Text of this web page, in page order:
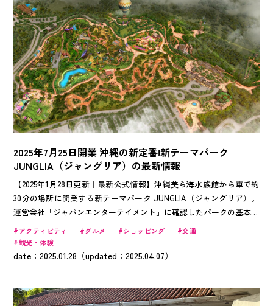
2025年7月25日開業 沖縄の新定番!新テーマパーク
JUNGLIA（ジャングリア）の最新情報
【2025年1月28日更新｜最新公式情報】沖縄美ら海水族館から車で約
30分の場所に開業する新テーマパーク JUNGLIA（ジャングリア）。
運営会社「ジャパンエンターテイメント」に確認したパークの基本的
な情報から、Okinawa Travelerが公開前情報から考えられるジャング
リアの魅力など、まとめて公開します。
アクティビティ グルメ ショッピング
交通
観光・体験
date：2025.01.28（updated：2025.04.07）